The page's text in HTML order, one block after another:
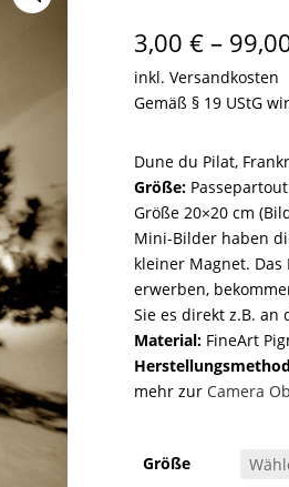
3,00 € –
inkl. Versandkosten
Gemäß § 19 UStG
Dune du Pilat,
Größe:Passepartout
Größe 20×20 cm
Mini-Bilder haben
kleiner Magnet. Das
erwerben,
Sie es direkt z.B. an
Material:FineArt
mehr zur Camera
Größe